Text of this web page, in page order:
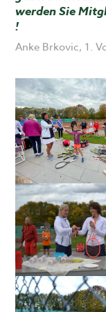
werden Sie
!
Anke Brkovic, 1.